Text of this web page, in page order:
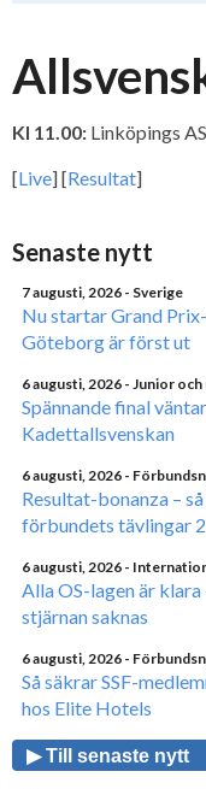
Kl 11.00: Linköpings
[Live] [Resultat]
Senaste nytt
7 augusti, 2026 - Sverige
Nu startar Grand
Göteborg är först ut
6 augusti, 2026 - Junior
Spännande final
Kadettallsvenskan
6 augusti, 2026 -
Resultat-bonanza –
förbundets tävlingar
6 augusti, 2026 -
Alla OS-lagen är
stjärnan saknas
6 augusti, 2026 -
Så säkrar SSF-
hos Elite Hotels
▶ Till senaste nytt